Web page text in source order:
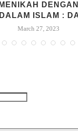
ISLAM :
March 27, 2023